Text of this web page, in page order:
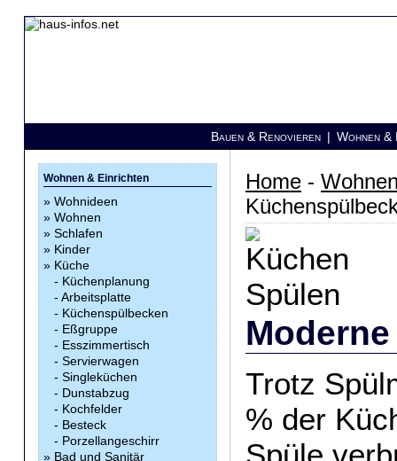
Bauen & Renovieren | Wohnen &
Wohnen & Einrichten
» Wohnideen
» Wohnen
» Schlafen
» Kinder
» Küche
- Küchenplanung
- Arbeitsplatte
- Küchenspülbecken
- Eßgruppe
- Esszimmertisch
- Servierwagen
- Singleküchen
- Dunstabzug
- Kochfelder
- Besteck
- Porzellangeschirr
» Bad und Sanitär
Home -
Trotz
% der